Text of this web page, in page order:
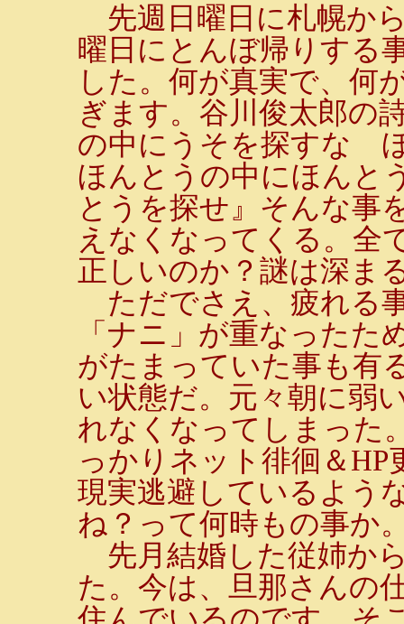
先週日曜日に札幌か
曜日にとんぼ帰りする
した。何が真実で、何
ぎます。谷川俊太郎の
の中にうそを探すな
ほんとうの中にほん
とうを探せ』そんな事
えなくなってくる。全
正しいのか？謎は深ま
ただでさえ、疲れる
「ナニ」が重なったた
がたまっていた事も有
い状態だ。元々朝に弱
れなくなってしまった
っかりネット徘徊＆
現実逃避しているよう
ね？って何時もの事か
先月結婚した従姉か
た。今は、旦那さんの